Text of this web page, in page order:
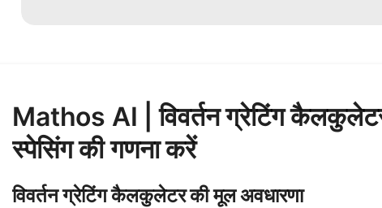
Mathos AI | विवर्तन ग्रेटिंग
स्पेसिंग की गणना करें
विवर्तन ग्रेटिंग कैलकुलेटर की मूल अवधारणा